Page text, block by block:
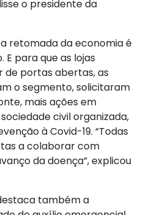
o presidente da
retomada da economia é
para que as lojas
de portas abertas, as
o segmento, solicitaram
mais ações em
civil organizada,
à Covid-19. “Todas
a colaborar com
da doença”, explicou
também a